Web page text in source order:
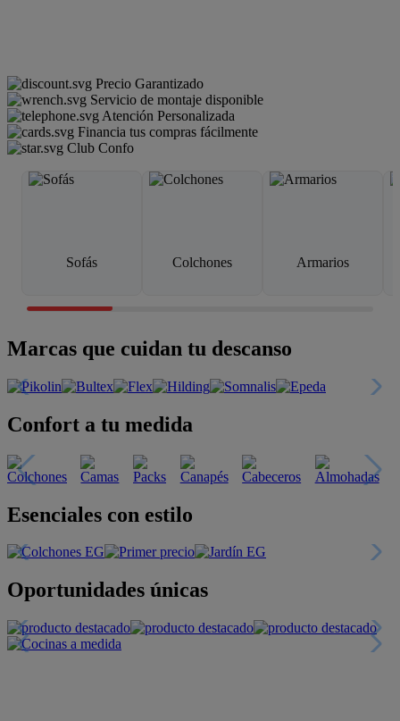
Precio Garantizado
Servicio de montaje disponible
Atención Personalizada
Financia tus compras fácilmente
Club Confo
Sofás Colchones Armarios
Marcas que cuidan tu descanso
Confort a tu medida
Esenciales con estilo
Oportunidades únicas